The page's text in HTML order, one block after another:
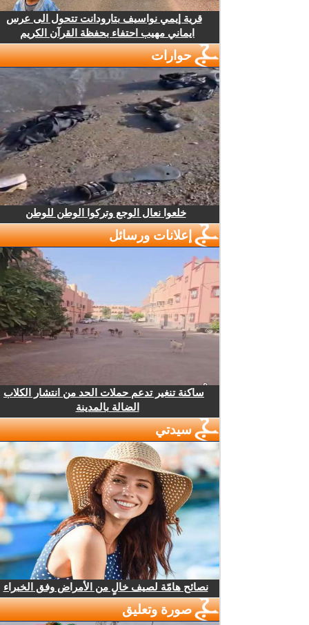
قرية إيمي نواسيف بتارودانت تتحول الى عرس
ايماني مهيب احتفاء بحفظة القرآن الكريم
حوارات
خلعوا نعال الوجع وتركوا الوطن للوطن
إعلانات ورسائل
ساكنة تنغير تدعم حملات الحد من انتشار الكلاب
الضالة بالمدينة
سيدتي
نصائح هامّة لصيف خالٍ من الأمراض وفق الخبراء
صورة وتعليق